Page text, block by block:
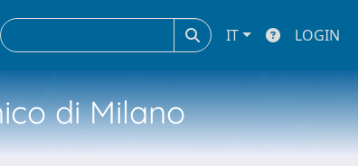
IT LOGIN
di Milano